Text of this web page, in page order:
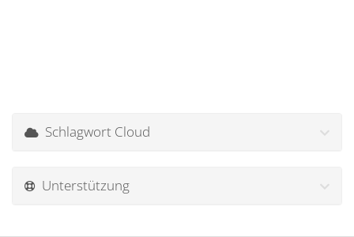
Schlagwort Cloud
Unterstützung